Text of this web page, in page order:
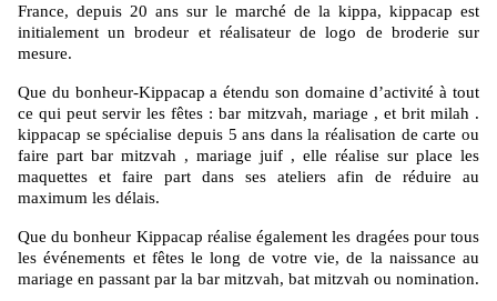
France, depuis 20 ans sur le marché de la kippa, kippacap est
initialement un brodeur et réalisateur de logo de broderie sur
mesure.
Que du bonheur-Kippacap a étendu son domaine d’activité à tout
ce qui peut servir les fêtes : bar mitzvah, mariage , et brit milah .
kippacap se spécialise depuis 5 ans dans la réalisation de carte ou
faire part bar mitzvah , mariage juif , elle réalise sur place les
maquettes et faire part dans ses ateliers afin de réduire au
maximum les délais.
Que du bonheur Kippacap réalise également les dragées pour tous
les événements et fêtes le long de votre vie, de la naissance au
mariage en passant par la bar mitzvah, bat mitzvah ou nomination.